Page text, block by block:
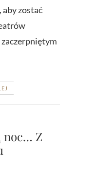
aby zostać
zaczerpniętym
noc… Z